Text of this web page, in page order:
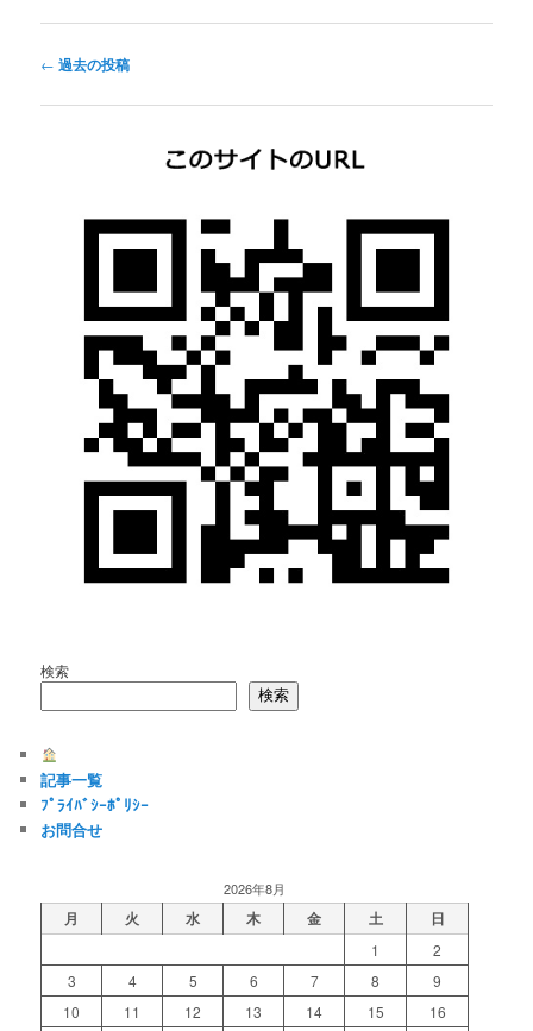
投
ナ
← 過去の投稿
検索
検索
記事一覧
ﾌﾟﾗｲﾊﾞｼｰﾎﾟﾘｼｰ
お問合せ
2026年8月
月 火 水 木 金 土 日
1
2
3
4 5 6 7 8
9
10
11 12 13 14 15
16